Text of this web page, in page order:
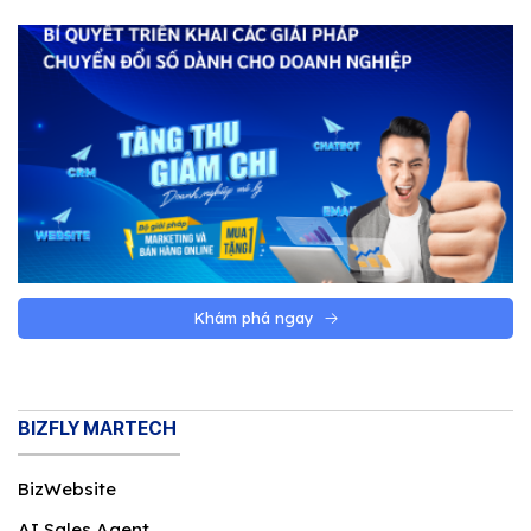
Doanh nghiệp nên chọn thiết kế website
theo yêu cầu khi website không chỉ là trang
giới thiệu, mà là một phần trong bán hàng,
marketing, chăm sóc khách hàng hoặc vận
hành. Nếu website càng liên quan đến quy
trình thật của doanh nghiệp, nhu cầu tùy
chỉnh càng đáng cân nhắc.
Khi nào doanh nghiệp nên chọn website theo yêu
Khám phá ngay
BIZFLY MARTECH
BizWebsite